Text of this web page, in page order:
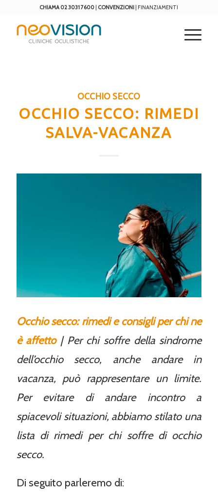
CHIAMA 02 3031 7600 CONVENZIONI FINANZIAMENTI
OCCHIO SECCO
OCCHIO SECCO: RIMEDI
SALVA-VACANZA
Occhio secco: rimedi e consigli per chi ne
è affetto| Per chi soffre della sindrome
dell’occhio secco, anche andare in
vacanza, può rappresentare un limite.
Per evitare di andare incontro a
spiacevoli situazioni, abbiamo stilato una
lista di rimedi per chi soffre di occhio
secco.
Di seguito parleremo di: